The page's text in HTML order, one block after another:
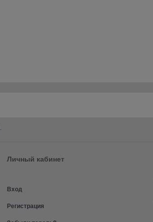
Личный кабинет
Вход
Регистрация